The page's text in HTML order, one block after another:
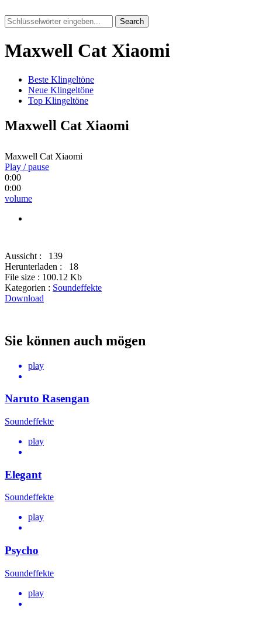
Search
Maxwell Cat Xiaomi
Beste Klingeltöne
Neue Klingeltöne
Top Klingeltöne
Maxwell Cat Xiaomi
Maxwell Cat Xiaomi
Play / pause
0:00
0:00
volume
Aussicht :
139
Herunterladen :
18
File size : 100.12 Kb
Kategorien : Soundeffekte
Download
Sie können auch mögen
play
Naruto Rasengan
Soundeffekte
play
Elegant
Soundeffekte
play
Psycho
Soundeffekte
play